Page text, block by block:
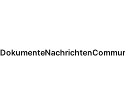
DokumenteNachrichten